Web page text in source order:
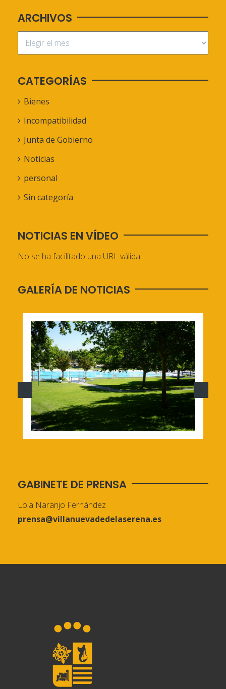
ARCHIVOS
CATEGORÍAS
Bienes
Incompatibilidad
Junta de Gobierno
Noticias
personal
Sin categoría
NOTICIAS EN VÍDEO
No se ha facilitado una URL válida.
GALERÍA DE NOTICIAS
GABINETE DE PRENSA
Lola Naranjo Fernández
prensa@villanuevadedelaserena.es